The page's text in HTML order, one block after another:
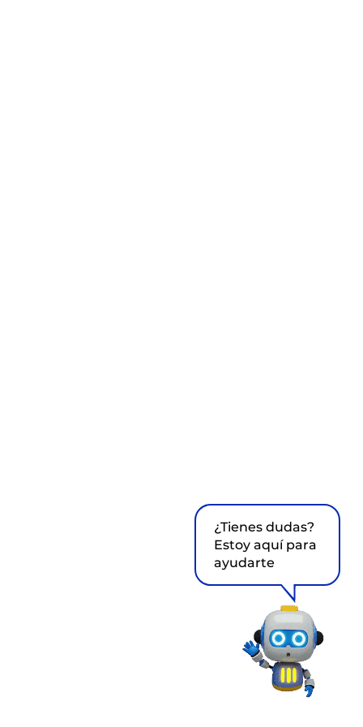
¿Tienes dudas?
Estoy aquí para
ayudarte